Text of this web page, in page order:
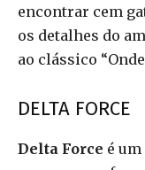
encontrar cem
os detalhes do
ao clássico
DELTA FORCE
Delta Force é